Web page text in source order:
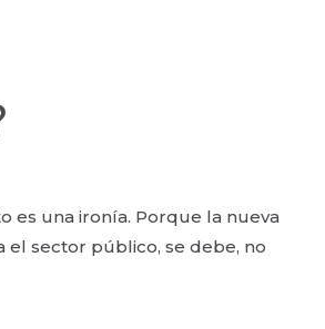
es una ironía. Porque la nueva
sector público, se debe, no